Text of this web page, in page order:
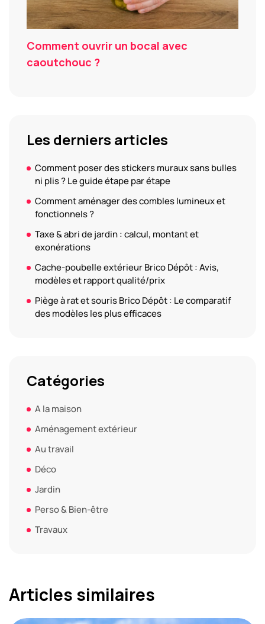
Comment ouvrir un bocal avec
caoutchouc ?
Les derniers articles
Comment poser des stickers muraux sans bulles
ni plis ? Le guide étape par étape
Comment aménager des combles lumineux et
fonctionnels ?
Taxe & abri de jardin : calcul, montant et
exonérations
Cache-poubelle extérieur Brico Dépôt : Avis,
modèles et rapport qualité/prix
Piège à rat et souris Brico Dépôt : Le comparatif
des modèles les plus efficaces
Catégories
A la maison
Aménagement extérieur
Au travail
Déco
Jardin
Perso & Bien-être
Travaux
Articles similaires